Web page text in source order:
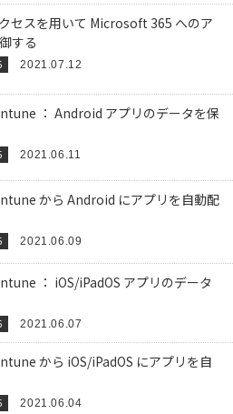
セスを用いて Microsoft 365 へのア
する
2021.07.12
： Android アプリのデータを保
2021.06.11
から Android にアプリを自動配
2021.06.09
： iOS/iPadOS アプリのデータ
2021.06.07
から iOS/iPadOS にアプリを自
2021.06.04